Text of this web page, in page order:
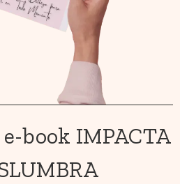
book IMPACTA